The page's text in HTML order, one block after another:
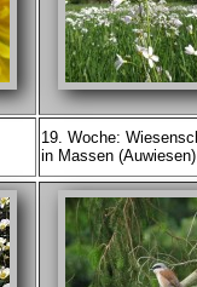
19. Woche:
in Massen (Auwiesen)